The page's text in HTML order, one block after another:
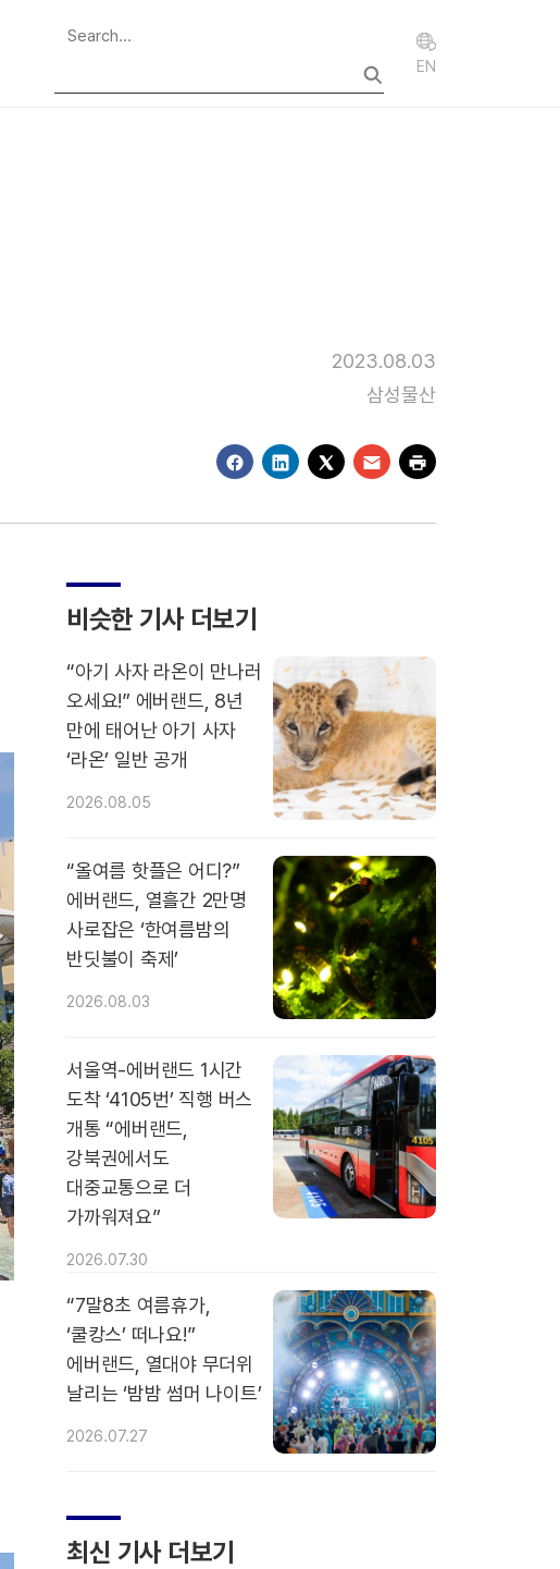
EN
2023.08.03
삼성물산
비슷한 기사 더보기
“아기 사자 라온이 만나러
오세요!” 에버랜드, 8년
만에 태어난 아기 사자
‘라온’ 일반 공개
2026.08.05
“올여름 핫플은 어디?”
에버랜드, 열흘간 2만명
사로잡은 ‘한여름밤의
반딧불이 축제’
2026.08.03
서울역-에버랜드 1시간
도착 ‘4105번’ 직행 버스
개통 “에버랜드,
강북권에서도
대중교통으로 더
가까워져요”
2026.07.30
“7말8초 여름휴가,
‘쿨캉스’ 떠나요!”
에버랜드, 열대야 무더위
날리는 ‘밤밤 썸머 나이트’
2026.07.27
최신 기사 더보기